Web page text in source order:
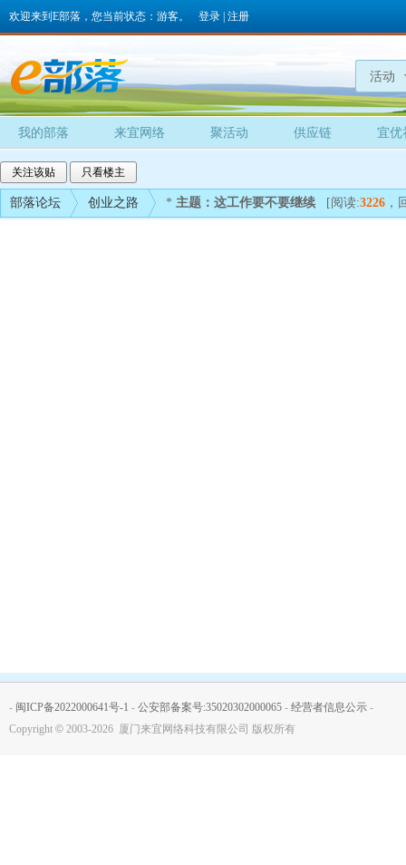
欢迎来到E部落，您当前状态：游客。 登录 注册
活动
我的部落 来宜网络 聚活动 供应链 宜优
关注该贴 只看楼主
部落论坛 创业之路 * 主题：这工作要不要继续 [阅读:3226 ，
- 闽ICP备2022000641号-1 - 公安部备案号:35020302000065 - 经营者信息公示 -
Copyright © 2003-2026 厦门来宜网络科技有限公司 版权所有